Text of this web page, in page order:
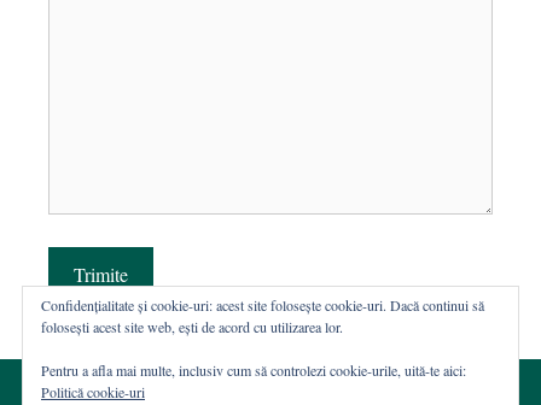
Trimite
Confidențialitate și cookie-uri: acest site folosește cookie-uri. Dacă continui să
folosești acest site web, ești de acord cu utilizarea lor.
Pentru a afla mai multe, inclusiv cum să controlezi cookie-urile, uită-te aici:
Politică cookie-uri